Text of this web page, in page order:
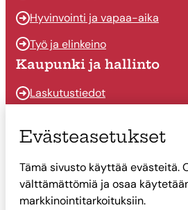
Hyvinvointi ja vapaa-aika
Työ ja elinkeino
Kaupunki ja hallinto
Laskutustiedot
Päätöksenteko
Talous
Yhteystiedot
Evästeasetukset
Tämä sivusto käyttää evästeitä.
välttämättömiä ja osaa
markkinointitarkoituksiin.